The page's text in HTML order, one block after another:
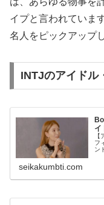
イプと言われていま
名人をピックアップ
INTJのアイドル
イ
フ
ン
seikakumbti.com